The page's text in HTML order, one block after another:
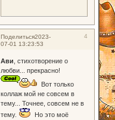
Поделиться 4
2023-
07-01 13:23:53
Ави, стихотворение о
любви... прекрасно!
Вот только
коллаж мой не совсем в
тему... Точнее, совсем не в
тему.
Но это моё